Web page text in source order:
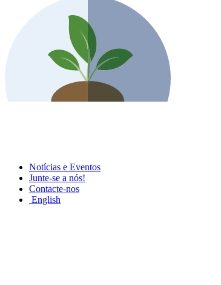
Notícias e Eventos
Junte-se a nós!
Contacte-nos
English